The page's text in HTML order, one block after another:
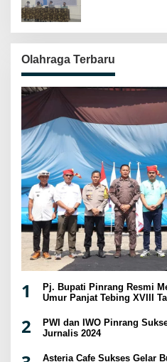
Olahraga Terbaru
1
Pj. Bupati Pinrang Resmi
Umur Panjat Tebing XVIII
2
PWI dan IWO Pinrang
Jurnalis 2024
Asteria Cafe Sukses Gelar